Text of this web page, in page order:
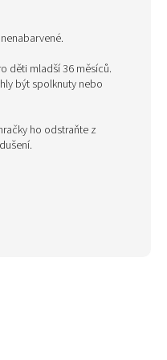
děti mladší 36 měsíců.
být spolknuty nebo
ho odstraňte z